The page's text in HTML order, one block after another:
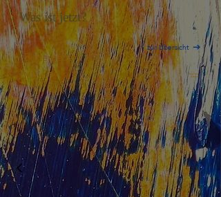
Was ist jetzt?
zur Übersicht
Mu-un Ra
Blütenfeuer
Acryl auf
Karton